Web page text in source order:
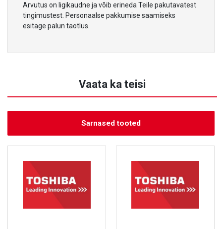
Arvutus on ligikaudne ja võib erineda Teile pakutavatest
tingimustest. Personaalse pakkumise saamiseks
esitage palun taotlus.
Vaata ka teisi
Sarnased tooted